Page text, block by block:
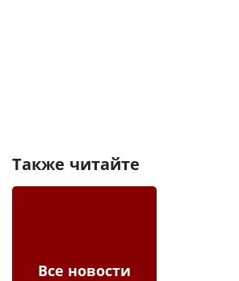
Также читайте
Все новости